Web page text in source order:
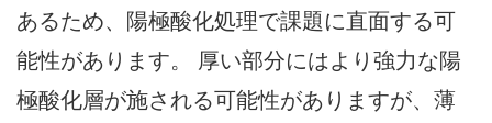
あるため、陽極酸化処理で課題に直面する可
能性があります。 厚い部分にはより強力な陽
極酸化層が施される可能性がありますが、薄